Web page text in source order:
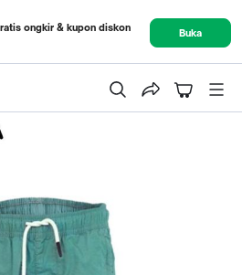
ongkir & kupon diskon
Buka